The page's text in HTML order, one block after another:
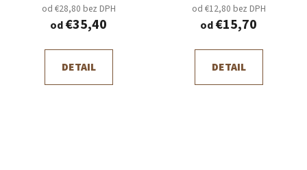
od €28,80 bez DPH
od€35,40
DETAIL
od €12,80 bez DPH
od€15,70
DETAIL